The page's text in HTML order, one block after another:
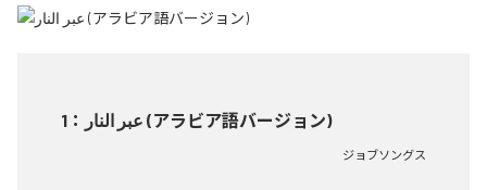
1 ： عبر النار (アラビア語バージョン)
ジョブソングス